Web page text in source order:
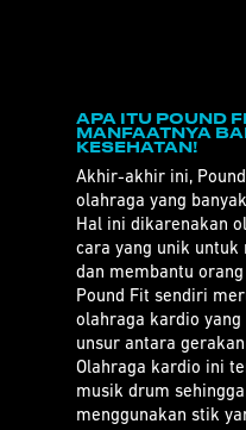
APA ITU POUND
MANFAATNYA
KESEHATAN!
Akhir-akhir ini,
olahraga yang
Hal ini dikarenakan
cara yang unik
dan membantu
Pound Fit sendiri
olahraga kardio
unsur antara
Olahraga kardio ini
musik drum
menggunakan stik